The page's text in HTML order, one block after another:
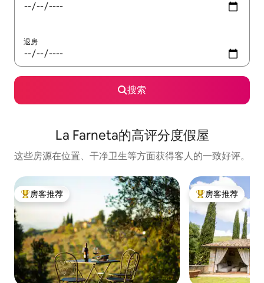
退房
搜索
La Farneta的高评分度假屋
这些房源在位置、干净卫生等方面获得客人的一致好评。
热门「房客推荐」
房客推荐 热门「房客推荐」
房客推荐